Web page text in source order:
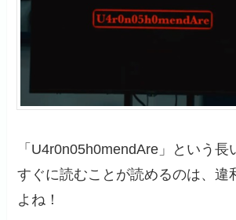
「U4r0n05h0mendAre」という長
すぐに読むことが読めるのは、違
よね！